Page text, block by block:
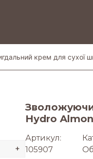
крем для сухої
Hydro
Артикул:
105907
+